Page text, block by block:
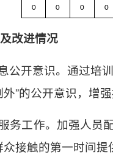
0 0 0 0
改进情况
公开意识。通过培
”的公开意识，增
务工作。加强人员
接触的第一时间